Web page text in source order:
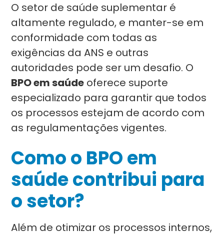
O setor de saúde suplementar é
altamente regulado, e manter-se em
conformidade com todas as
exigências da ANS e outras
autoridades pode ser um desafio. O
BPO em saúde oferece suporte
especializado para garantir que todos
os processos estejam de acordo com
as regulamentações vigentes.
Como o BPO em
saúde contribui para
o setor?
Além de otimizar os processos internos,